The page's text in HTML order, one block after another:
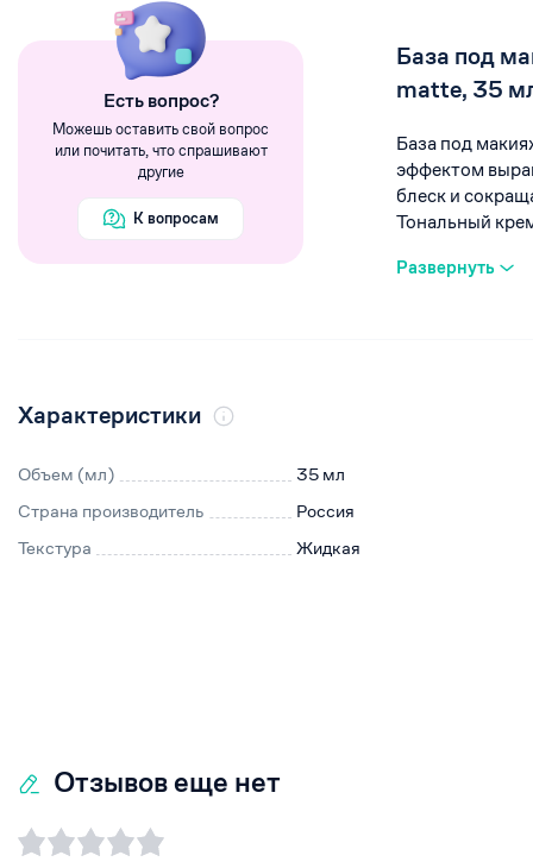
Eсть вопрос?
Можешь оставить свой вопрос
или почитать, что спрашивают
другие
К вопросам
База под
matte, 35
База под
эффектом
блеск и
Тональный
Развернуть
Характеристики
Объем (мл) 35 мл
Страна производитель
Россия
Текстура
Жидкая
Отзывов еще нет